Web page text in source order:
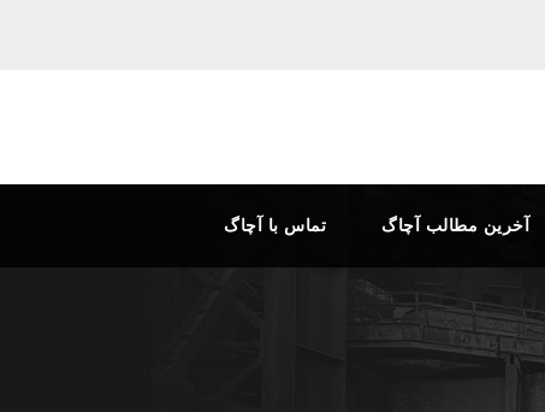
تماس با آچاگ آخرین مطالب آچاگ